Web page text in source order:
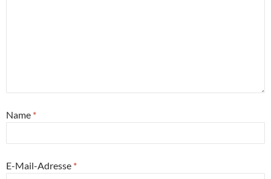
Name *
E-Mail-Adresse *